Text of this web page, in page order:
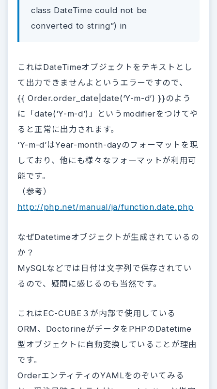
class DateTime could not be
converted to string”) in
これはDateTimeオブジェクトをテキストとし
て出力できませんよというエラーですので、
{{ Order.order_date|date(‘Y-m-d’) }}のよう
に「date(‘Y-m-d’)」というmodifierをつけてや
ると正常に出力されます。
‘Y-m-d’はYear-month-dayのフォーマットを現
しており、他にも様々なフォーマットが利用可
能です。
（参考）
http://php.net/manual/ja/function.date.php
なぜDatetimeオブジェクトが生成されているの
か？
MySQLなどでは日付は文字列で保存されてい
るので、疑問に感じるのも当然です。
これはEC-CUBE３が内部で使用している
ORM、DoctorineがデータをPHPのDatetime
型オブジェクトに自動変換していることが理由
です。
OrderエンティティのYAMLをのぞいてみる